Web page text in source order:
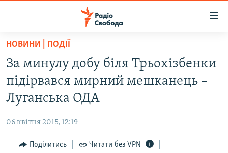
Перейти
основного
матеріалу
Перейти
до
основної
Перейти
РАДІО СВОБОДА – 70 РОКІВ
ВСЕ ЗА ДОБУ
СТАТТІ
СУСПІЛЬСТВО
РОСІЙСЬКА «ФІЛЬТРАЦІЯ»
ДОНБАС.РЕАЛІЇ
НОВИНИ | ПОДІЇ
За минулу добу біля Трьохізбенки
підірвався мирний мешканець –
Луганська ОДА
06 квітня 2015, 12:19
Поділитись Читати без VPN